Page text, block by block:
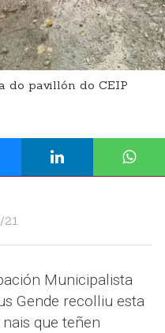
do pavillón do CEIP
21
Municipalista
Gende recolliu esta
que teñen